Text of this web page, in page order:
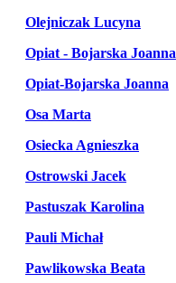
Olejniczak Lucyna
Opiat - Bojarska Joanna
Opiat-Bojarska Joanna
Osa Marta
Osiecka Agnieszka
Ostrowski Jacek
Pastuszak Karolina
Pauli Michał
Pawlikowska Beata